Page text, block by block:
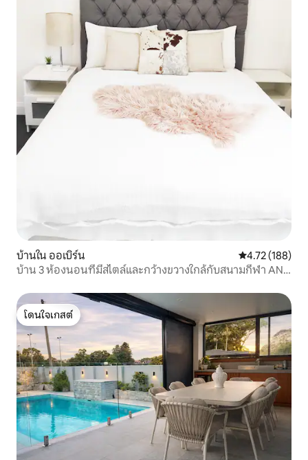
บ้านใน ออเบิร์น คะแนนเฉลี่ย
4.72 (188)
บ้าน 3 ห้องนอนที่มีสไตล์และกว้างขวางใกล้กับสนามกีฬา ANZ
โดนใจเกสต์
โดนใจเกสต์